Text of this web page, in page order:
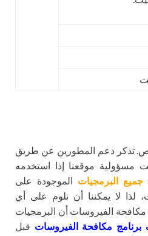
تذكر دعم المطورين عن طريق
مسؤولية موقعنا إذا استخدمه
جميع البرمجيات الموجودة على
لذا لا يمكننا أن نلوم على أي
الفيروسات أن البرمجيات
برنامج مكافحة الفيروسات قبل